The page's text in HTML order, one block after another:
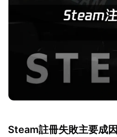
Steam註冊失敗主要成因